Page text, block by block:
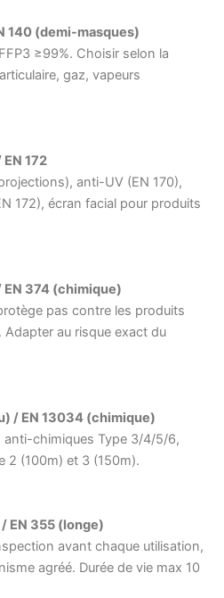
140 (demi-masques)
≥99%. Choisir selon la
gaz, vapeurs
EN 172
anti-UV (EN 170),
172), écran facial pour produits
EN 374 (chimique)
pas contre les produits
au risque exact du
/ EN 13034 (chimique)
chimiques Type 3/4/5/6,
2 (100m) et 3 (150m).
EN 355 (longe)
avant chaque utilisation,
agréé. Durée de vie max 10